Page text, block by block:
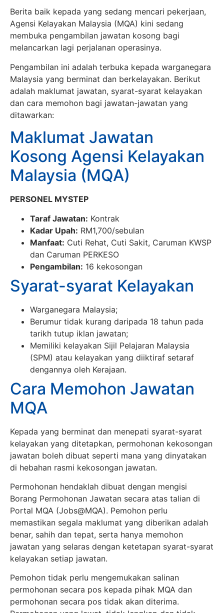
Berita baik kepada yang sedang mencari pekerjaan,
Agensi Kelayakan Malaysia (MQA) kini sedang
membuka pengambilan jawatan kosong bagi
melancarkan lagi perjalanan operasinya.
Pengambilan ini adalah terbuka kepada warganegara
Malaysia yang berminat dan berkelayakan. Berikut
adalah maklumat jawatan, syarat-syarat kelayakan
dan cara memohon bagi jawatan-jawatan yang
ditawarkan:
Maklumat Jawatan
Kosong Agensi Kelayakan
Malaysia (MQA)
PERSONEL MYSTEP
Taraf Jawatan: Kontrak
Kadar Upah: RM1,700/sebulan
Manfaat: Cuti Rehat, Cuti Sakit, Caruman KWSP
dan Caruman PERKESO
Pengambilan: 16 kekosongan
Syarat-syarat Kelayakan
Warganegara Malaysia;
Berumur tidak kurang daripada 18 tahun pada
tarikh tutup iklan jawatan;
Memiliki kelayakan Sijil Pelajaran Malaysia
(SPM) atau kelayakan yang diiktiraf setaraf
dengannya oleh Kerajaan.
Cara Memohon Jawatan
MQA
Kepada yang berminat dan menepati syarat-syarat
kelayakan yang ditetapkan, permohonan kekosongan
jawatan boleh dibuat seperti mana yang dinyatakan
di hebahan rasmi kekosongan jawatan.
Permohonan hendaklah dibuat dengan mengisi
Borang Permohonan Jawatan secara atas talian di
Portal MQA (Jobs@MQA). Pemohon perlu
memastikan segala maklumat yang diberikan adalah
benar, sahih dan tepat, serta hanya memohon
jawatan yang selaras dengan ketetapan syarat-syarat
kelayakan setiap jawatan.
Pemohon tidak perlu mengemukakan salinan
permohonan secara pos kepada pihak MQA dan
permohonan secara pos tidak akan diterima.